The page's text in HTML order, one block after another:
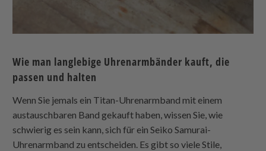
Wie man langlebige Uhrenarmbänder kauft, die
passen und halten
Wenn Sie jemals ein Titan-Uhrenarmband mit einem
austauschbaren Band gekauft haben, wissen Sie, wie
schwierig es sein kann, sich für ein Seiko Samurai-
Uhrenarmband zu entscheiden. Es gibt so viele Stile,